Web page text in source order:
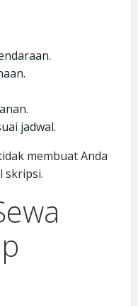
jadwal.
membuat Anda
skripsi.